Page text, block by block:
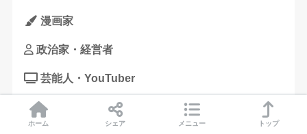
漫画家
政治家・経営者
芸能人・YouTuber
ホーム シェア メニュー トップ